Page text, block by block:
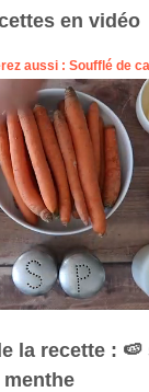
en vidéo
la recette : 🍉
menthe